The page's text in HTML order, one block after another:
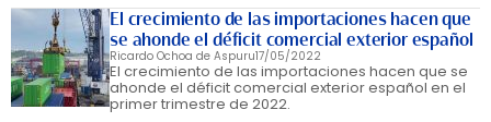
El crecimiento de las importaciones hacen que
se ahonde el déficit comercial exterior español
Ricardo Ochoa de Aspuru17/05/2022
El crecimiento de las importaciones hacen que se
ahonde el déficit comercial exterior español en el
primer trimestre de 2022.